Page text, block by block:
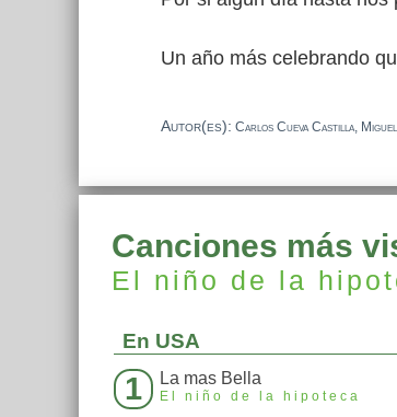
Un año más celebrando
Autor(es): Carlos Cueva Castilla,
Canciones más
El niño de la
En USA
1 La mas Bella
El niño de la hipoteca